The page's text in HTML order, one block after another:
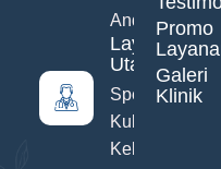
Anda
Layanan
Utama
Spesialis
Kulit &
Kelamin
Promo
Galeri
Klinik